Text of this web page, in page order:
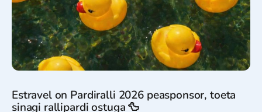
Estravel on Pardiralli 2026 peasponsor, toeta
sinagi rallipardi ostuga 🦆